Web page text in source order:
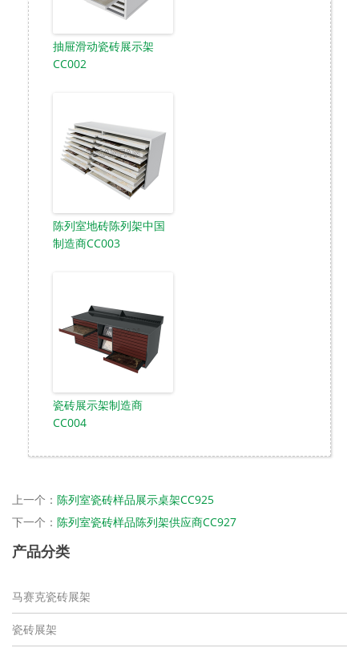
抽屉滑动瓷砖展示架
CC002
陈列室地砖陈列架中国
制造商CC003
瓷砖展示架制造商
CC004
上一个： 陈列室瓷砖样品展示桌架CC925
下一个： 陈列室瓷砖样品陈列架供应商CC927
产品分类
马赛克瓷砖展架
瓷砖展架